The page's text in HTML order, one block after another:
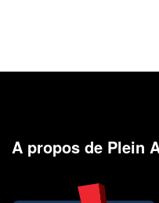
A propos de Plein